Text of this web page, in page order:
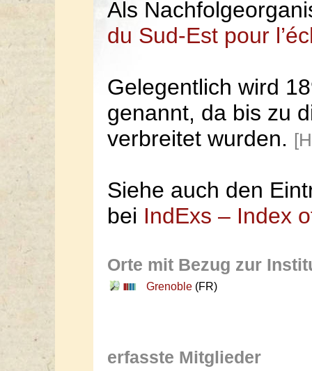
Als
du Sud-Est pour
Gelegentlich wird
genannt, da bis zu
verbreitet wurden.
Siehe auch den
bei IndExs – Index
Orte mit Bezug zur
Grenoble (FR)
erfasste Mitglieder